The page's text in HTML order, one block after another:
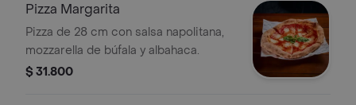
Pizza Margarita
Pizza de 28 cm con salsa napolitana,
mozzarella de búfala y albahaca.
$ 31.800